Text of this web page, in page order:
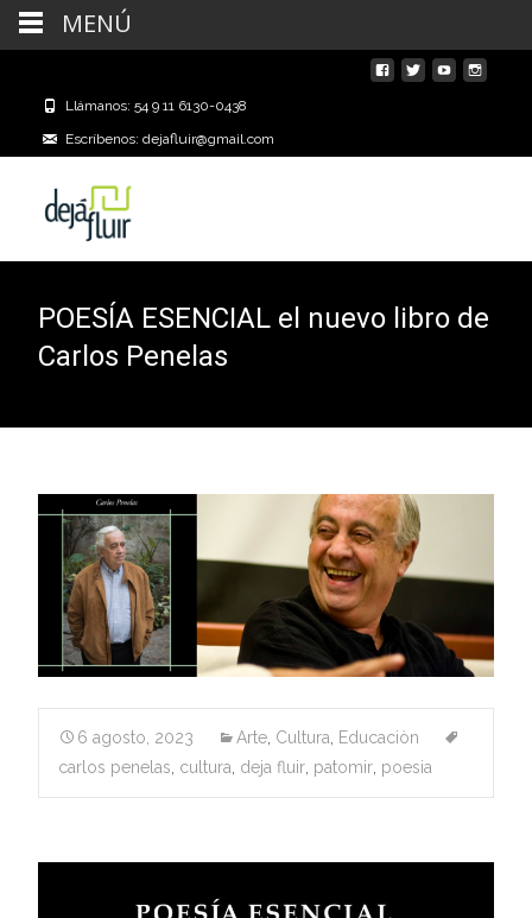
Llámanos: 54 9 11 6130-0438
Escríbenos: dejafluir@gmail.com
POESÍA ESENCIAL el nuevo libro de
Carlos Penelas
6 agosto, 2023 Arte Cultura Educaciòn
carlos penelas cultura deja fluir patomir poesia
MENÚ